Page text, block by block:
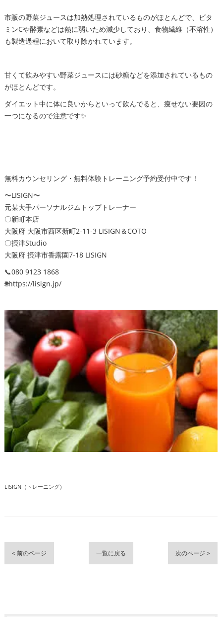
市販の野菜ジュースは加熱処理されているものがほとんどで、ビタ
ミンCや酵素などは熱に弱いため減少しており、食物繊維（不溶性）
も製造過程において取り除かれています。
甘くて飲みやすい野菜ジュースには砂糖などを添加されているもの
がほとんどです。
ダイエット中に体に良いからといって飲んでると、痩せない要因の
一つになるので注意です✨
無料カウンセリング・無料体験トレーニング予約受付中です！
〜LISIGN〜
元某大手パーソナルジムトップトレーナー
〇新町本店
大阪府 大阪市西区新町2-11-3 LISIGN＆COTO
〇摂津Studio
大阪府 摂津市香露園7-18 LISIGN
📞080 9123 1868
🌐https://lisign.jp/
LISIGN（トレーニング）
< 前のページ 一覧に戻る 次のページ >